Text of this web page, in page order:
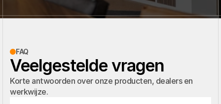
FAQ
Veelgestelde vragen
Korte antwoorden over onze producten, dealers en
werkwijze.